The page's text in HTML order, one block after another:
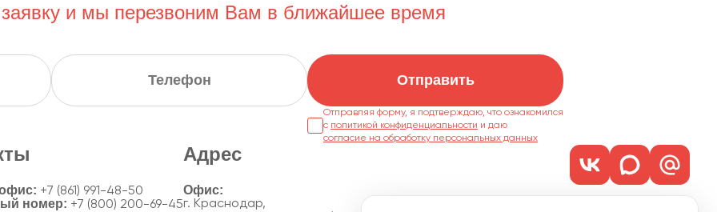
заявку и мы перезвоним Вам в ближайшее время
Отправить
Отправляя форму, я подтверждаю, что ознакомился
с политикой конфиденциальности
согласие на обработку персональных данных
+7 (861) 991-48-50
номер: +7 (800) 200-69-45
Адрес
г. Краснодар,